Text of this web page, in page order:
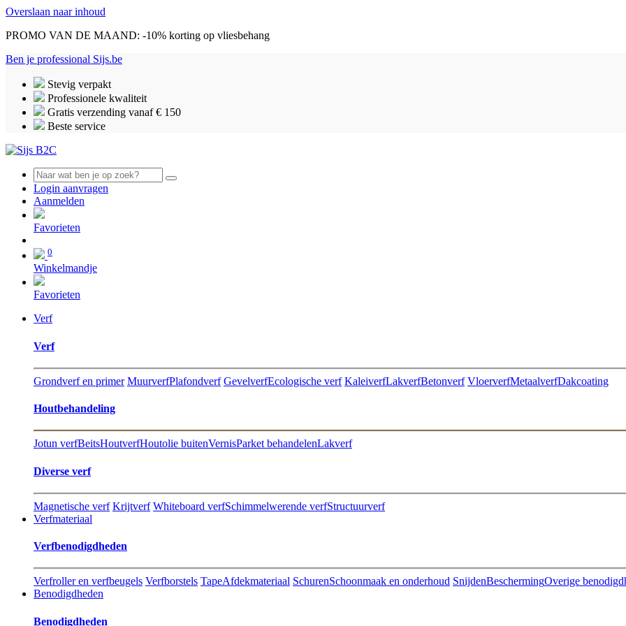
Overslaan naar inhoud
PROMO VAN DE MAAND: -10% korting op vliesbehang
Ben je professional Sijs.be
Stevig verpakt
Professionele kwaliteit
Gratis verzending vanaf € 150
Beste service
Login aanvragen
Aanmelden
Favorieten
0
Winkelmandje
Favorieten
Verf
Verf
Grondverf en primer MuurverfPlafondverf GevelverfEcologische verf KaleiverfLakverfBetonverf VloerverfMetaalverfDakcoating
Hout​behandeling
Jotun verfBeitsHoutverfHoutolie buitenVernisParket behandelenLakverf
Diverse verf
Magnetische verf Krijtverf Whiteboard verfSchimmelwerende verfStructuurverf
Verfmateriaal
Verfbenodigdheden
Verfroller en verfbeugels Verfborstels TapeAfdekmateriaal SchurenSchoonmaak en onderhoud SnijdenBeschermingOverige
Benodigdheden
Benodigdheden